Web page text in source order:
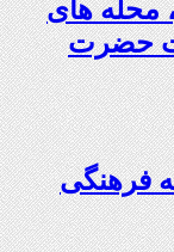
محله های
حضرت
فرهنگی